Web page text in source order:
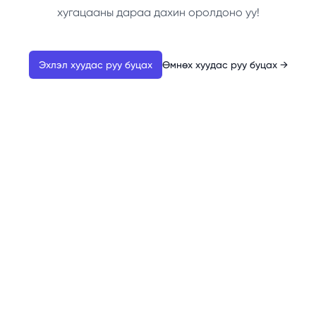
хугацааны дараа дахин оролдоно уу!
Эхлэл хуудас руу буцах Өмнөх хуудас руу буцах →